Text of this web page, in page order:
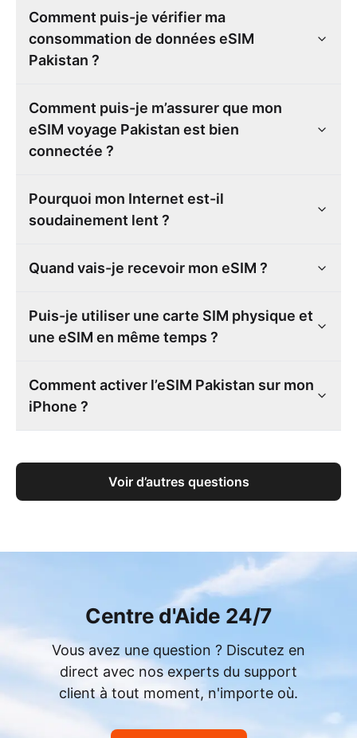
Comment puis-je vérifier ma
consommation de données eSIM
Pakistan ?
Comment puis-je m’assurer que mon
eSIM voyage Pakistan est bien
connectée ?
Pourquoi mon Internet est-il
soudainement lent ?
Quand vais-je recevoir mon eSIM ?
Puis-je utiliser une carte SIM physique et
une eSIM en même temps ?
Comment activer l’eSIM Pakistan sur mon
iPhone ?
Voir d’autres questions
Centre d'Aide 24/7
Vous avez une question ? Discutez en
direct avec nos experts du support
client à tout moment, n'importe où.